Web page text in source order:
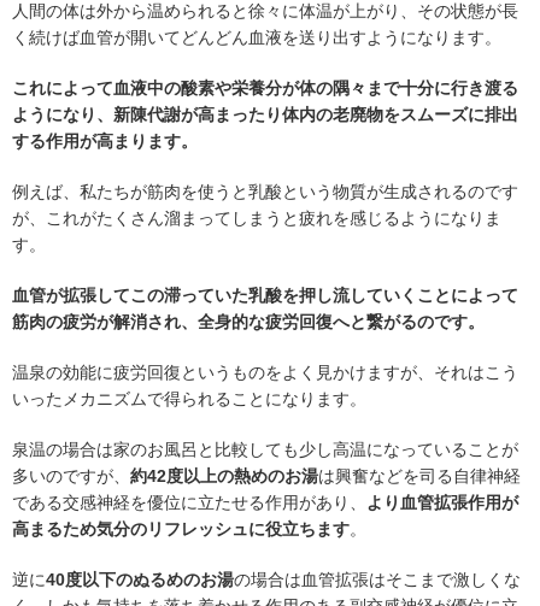
人間の体は外から温められると徐々に体温が上がり、その状態が長
く続けば血管が開いてどんどん血液を送り出すようになります。
これによって血液中の酸素や栄養分が体の隅々まで十分に行き渡る
ようになり、新陳代謝が高まったり体内の老廃物をスムーズに排出
する作用が高まります。
例えば、私たちが筋肉を使うと乳酸という物質が生成されるのです
が、これがたくさん溜まってしまうと疲れを感じるようになりま
す。
血管が拡張してこの滞っていた乳酸を押し流していくことによって
筋肉の疲労が解消され、全身的な疲労回復へと繋がるのです。
温泉の効能に疲労回復というものをよく見かけますが、それはこう
いったメカニズムで得られることになります。
泉温の場合は家のお風呂と比較しても少し高温になっていることが
多いのですが、 約42度以上の熱めのお湯は興奮などを司る自律神経
である交感神経を優位に立たせる作用があり、 より血管拡張作用が
高まるため気分のリフレッシュに役立ちます。
逆に40度以下のぬるめのお湯の場合は血管拡張はそこまで激しくな